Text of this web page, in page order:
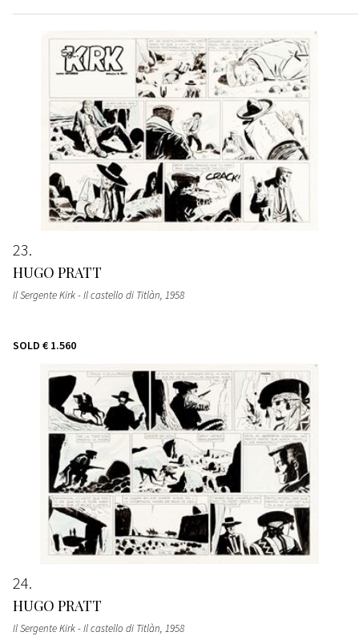
23
HUGO PRATT
Il Sergente Kirk - Il castello di Titlàn, 1958
SOLD € 1.560
24
HUGO PRATT
Il Sergente Kirk - Il castello di Titlàn, 1958